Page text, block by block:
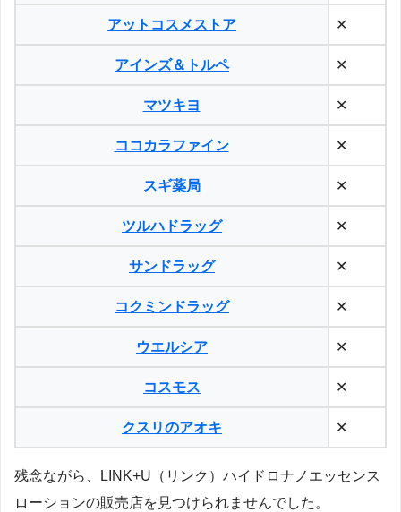
アットコスメストア ✕
アインズ＆トルペ ✕
マツキヨ ✕
ココカラファイン ✕
スギ薬局 ✕
ツルハドラッグ ✕
サンドラッグ ✕
コクミンドラッグ ✕
ウエルシア ✕
コスモス ✕
クスリのアオキ ✕
残念ながら、LINK+U（リンク）ハイドロナノエッセンス
ローションの販売店を見つけられませんでした。